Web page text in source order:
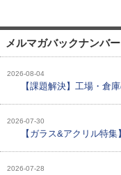
メルマガバックナンバー
2026-08-04
【課題解決】工場・倉
2026-07-30
【ガラス&アクリル特
2026-07-28